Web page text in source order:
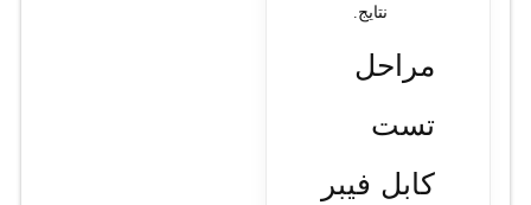
نتایج.
مراحل
تست
کابل فیبر